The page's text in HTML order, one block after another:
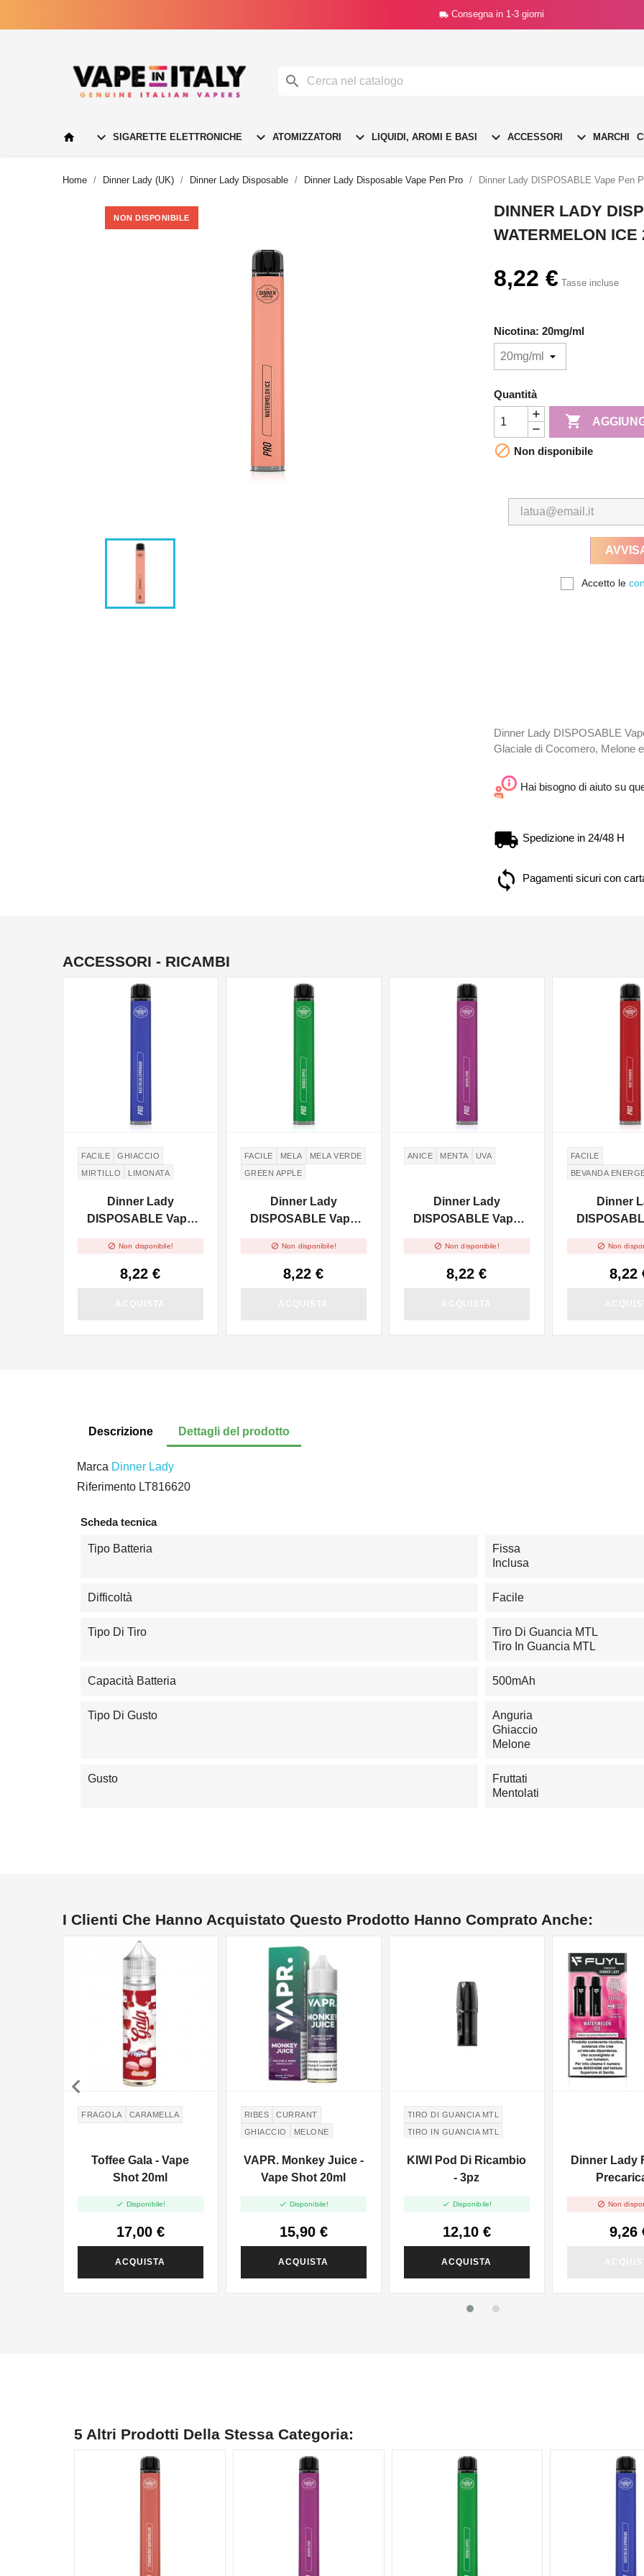
 Consegna in 1-3 giorni

  SIGARETTE ELETTRONICHE  ATOMIZZATORI  LIQUIDI, AROMI E BASI  ACCESSORI  MARCHI
Home Dinner Lady (UK) Dinner Lady Disposable Dinner Lady Disposable Vape Pen Pro Dinner Lady DISPOSABLE Vape Pen
NON DISPONIBILE
DINNER LADY
WATERMELON ICE
8,22 € Tasse incluse
Nicotina: 20mg/ml
Quantità

 Non disponibile
Accetto le
Dinner Lady DISPOSABLE
Glaciale di Cocomero, Melone
Hai bisogno di aiuto su
Spedizione in 24/48 H
Pagamenti sicuri con
ACCESSORI - RICAMBI
FACILE
GHIACCIO
MIRTILLO
LIMONATA
Dinner Lady
DISPOSABLE Vape
Lemonade 2ml -
20mg/ml
 Non disponibile!
8,22 €
NON DISPONIBILE
FACILE MELA
MELA VERDE
GREEN APPLE
Dinner Lady
DISPOSABLE Vape
Apple 2ml - 20mg/ml
 Non disponibile!
8,22 €
NON DISPONIBILE
ANICE MENTA UVA
Dinner Lady
DISPOSABLE Vape
2ml - 20mg/ml
 Non disponibile!
8,22 €
NON DISPONIBILE
FACILE
BEVANDA
Dinner
2ml -
 Non
8,22
NON DISPONIBILE
Descrizione Dettagli del prodotto
Marca Dinner Lady
Riferimento LT816620
Scheda tecnica
Tipo Batteria
Fissa
Inclusa
Difficoltà Facile
Tipo Di Tiro
Tiro Di Guancia MTL
Tiro In Guancia MTL
Capacità Batteria 500mAh
Tipo Di Gusto
Anguria
Ghiaccio
Melone
Gusto
Fruttati
Mentolati
I Clienti Che Hanno Acquistato Questo Prodotto Hanno Comprato Anche:
FRAGOLA CARAMELLA
Toffee Gala - Vape
Shot 20ml
 Disponibile!
17,00 €
ACQUISTA
RIBES
CURRANT
GHIACCIO
MELONE
VAPR. Monkey Juice -
Vape Shot 20ml
 Disponibile!
15,90 €
ACQUISTA
TIRO DI GUANCIA MTL
TIRO IN GUANCIA MTL
KIWI Pod Di Ricambio
- 3pz
 Disponibile!
12,10 €
ACQUISTA
Dinner Lady
 Non
9,26

5 Altri Prodotti Della Stessa Categoria:
NON DISPONIBILE NON DISPONIBILE NON DISPONIBILE NON DISPONIBILE